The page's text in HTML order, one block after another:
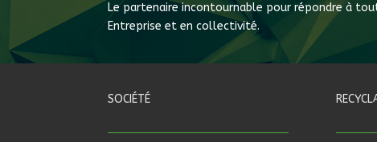
Le partenaire incontournable pour répondre à
Entreprise et en collectivité.
SOCIÉTÉ